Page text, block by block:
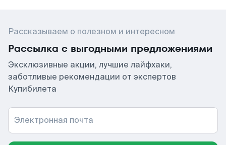
Рассказываем о полезном и интересном
Рассылка с выгодными предложениями
Эксклюзивные акции, лучшие лайфхаки,
заботливые рекомендации от экспертов
Купибилета
Электронная почта